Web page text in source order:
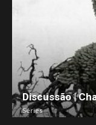
Discussão |
Séries